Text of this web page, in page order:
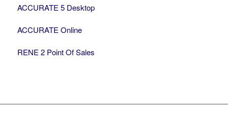
ACCURATE 5 Desktop
ACCURATE Online
RENE 2 Point Of Sales